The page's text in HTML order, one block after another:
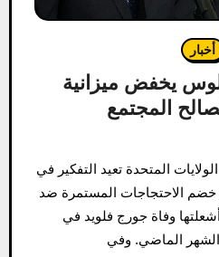
أخبار
يخفض ميزانية
المجتمع
خضم الاحتجاجات المستمرة ضد
وفاة جورج فلويد في